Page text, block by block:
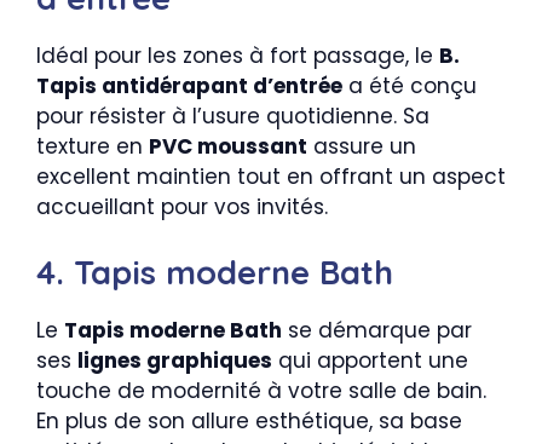
Idéal pour les zones à fort passage, le B.
Tapis antidérapant d’entrée a été conçu
pour résister à l’usure quotidienne. Sa
texture en PVC moussant assure un
excellent maintien tout en offrant un aspect
accueillant pour vos invités.
4. Tapis moderne Bath
Le Tapis moderne Bath se démarque par
ses lignes graphiques qui apportent une
touche de modernité à votre salle de bain.
En plus de son allure esthétique, sa base